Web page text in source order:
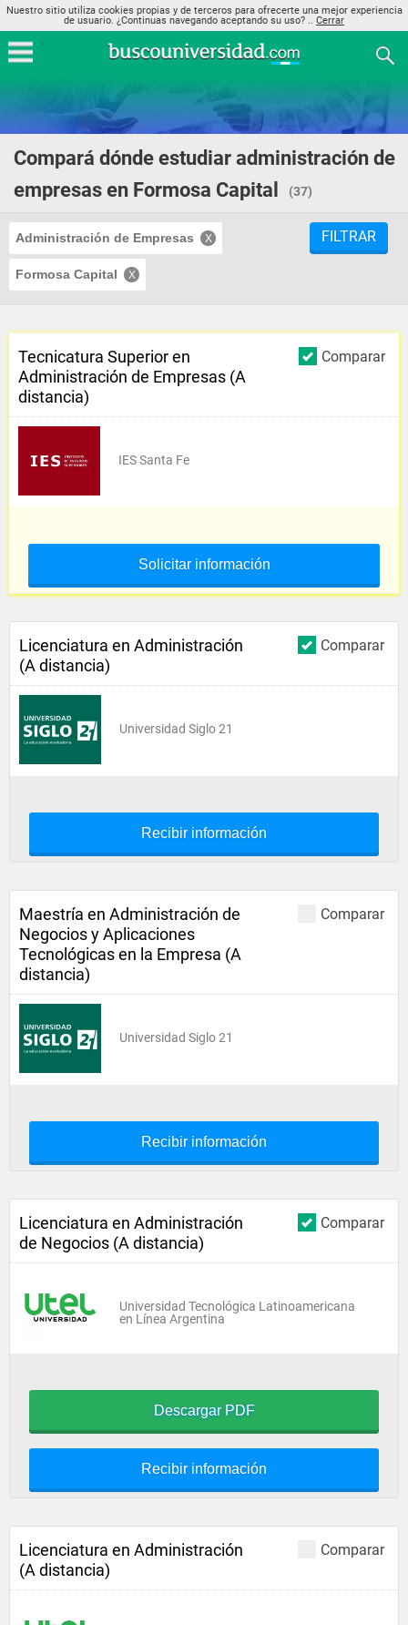
Nuestro sitio utiliza cookies propias y de terceros para ofrecerte una mejor experiencia
de usuario. ¿Continuas navegando aceptando su uso? .. Cerrar
Compará dónde estudiar administración de
empresas en Formosa Capital
(37)
Administración de Empresas
Formosa Capital
FILTRAR
Comparar
Tecnicatura Superior en
Administración de Empresas (A
distancia)
IES Santa Fe
Solicitar información
Comparar
Licenciatura en Administración
(A distancia)
Universidad Siglo 21
Recibir información
Comparar
Maestría en Administración de
Negocios y Aplicaciones
Tecnológicas en la Empresa (A
distancia)
Universidad Siglo 21
Recibir información
Comparar
Licenciatura en Administración
de Negocios (A distancia)
Universidad Tecnológica Latinoamericana
en Línea Argentina
Descargar PDF
Recibir información
Comparar
Licenciatura en Administración
(A distancia)